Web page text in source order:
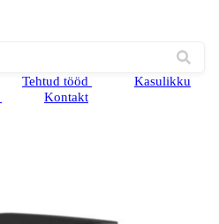
Tehtud tööd
Kasulikku
Kontakt